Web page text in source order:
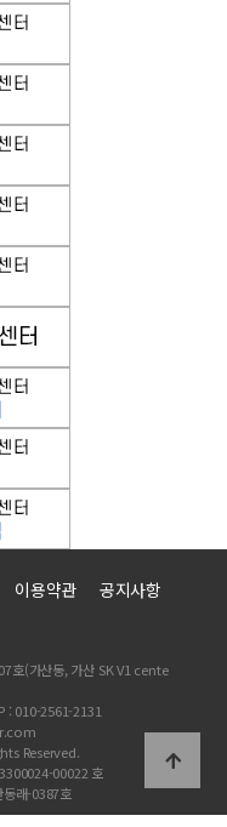
이용약관 공지사항
호(가산동, 가산 SK V1 cente
: 010-2561-2131
Reserved.
00022 호
동래-0387호